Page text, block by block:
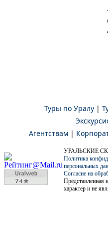
Туры по Уралу |
Агентствам|
УРАЛЬСКИЕ
Политика
персональных
Согласие на
Представленная
характер и не